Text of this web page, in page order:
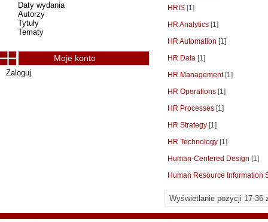
HRIS [1]
HR Analytics [1]
HR Automation [1]
HR Data [1]
HR Management[1]
HR Operations [1]
HR Processes [1]
HR Strategy [1]
HR Technology [1]
Human-Centered Design [1]
Human Resource Information
Wyświetlanie pozycji 17-36
Daty wydania
Autorzy
Tytuły
Tematy
Moje konto
Zaloguj